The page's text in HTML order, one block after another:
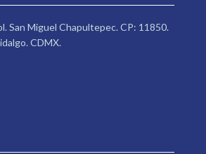
San Miguel Chapultepec. CP: 11850.
CDMX.